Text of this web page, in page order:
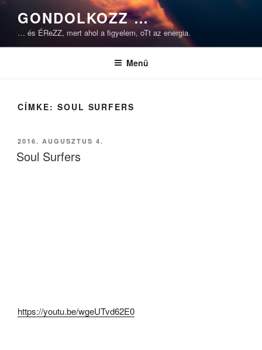
Tartalomhoz
GONDOLKOZZ …
… és ÉReZZ, mert ahol a figyelem, oTt az energia.
Menü
CÍMKE: SOUL SURFERS
BEKÜLDVE:
2016. AUGUSZTUS 4.
Soul Surfers
https://youtu.be/wgeUTvd62E0